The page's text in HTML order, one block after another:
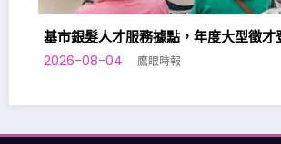
市銀髮人才服務據點，年度大型徵才登場。
08-04 鷹眼時報